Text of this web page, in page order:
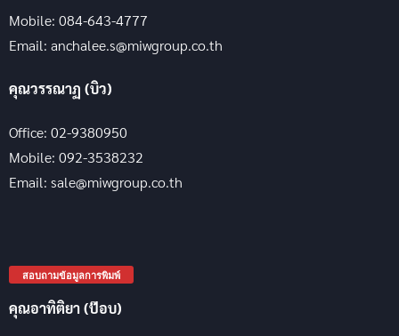
Mobile: 084-643-4777
Email: anchalee.s@miwgroup.co.th
คุณวรรณาฏ (บิว)
Office: 02-9380950
Mobile: 092-3538232
Email: sale@miwgroup.co.th
สอบถามข้อมูลการพิมพ์
คุณอาทิติยา (ป๊อบ)